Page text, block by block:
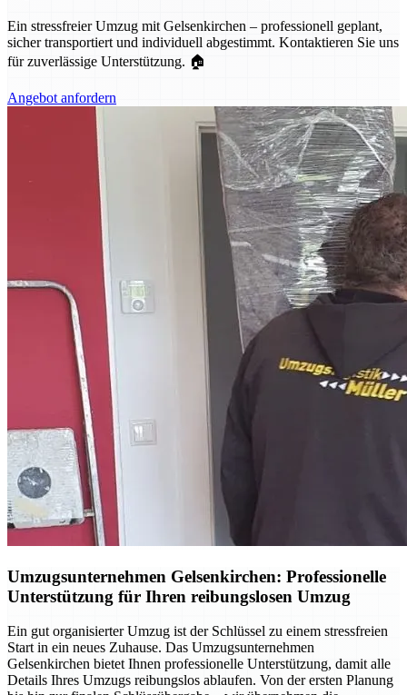
Ein stressfreier Umzug mit Gelsenkirchen – professionell geplant,
sicher transportiert und individuell abgestimmt. Kontaktieren Sie uns
für zuverlässige Unterstützung. 🏠
Angebot anfordern
Umzugsunternehmen Gelsenkirchen: Professionelle
Unterstützung für Ihren reibungslosen Umzug
Ein gut organisierter Umzug ist der Schlüssel zu einem stressfreien
Start in ein neues Zuhause. Das Umzugsunternehmen
Gelsenkirchen bietet Ihnen professionelle Unterstützung, damit alle
Details Ihres Umzugs reibungslos ablaufen. Von der ersten Planung